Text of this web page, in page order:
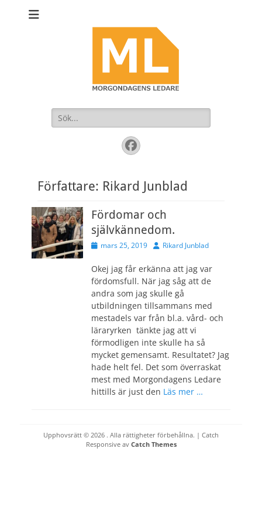
Sök
efter:
Facebook
Författare: Rikard Junblad
Fördomar och
självkännedom.
Publicerad
mars 25, 2019 Författare
Rikard Junblad
Okej jag får erkänna att jag var
fördomsfull. När jag såg att de
andra som jag skulle gå
utbildningen tillsammans med
mestadels var från bl.a. vård- och
läraryrken tänkte jag att vi
förmodligen inte skulle ha så
mycket gemensamt. Resultatet? Jag
hade helt fel. Det som överraskat
mest med Morgondagens Ledare
hittills är just den Läs mer …
Upphovsrätt © 2026 . Alla rättigheter förbehållna. | Catch
Responsive av Catch Themes